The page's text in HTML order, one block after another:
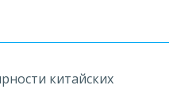
китайских